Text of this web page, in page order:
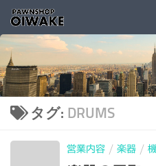
コンテンツへスキップ
タグ: DRUMS
営業内容 / 楽器 /